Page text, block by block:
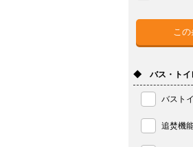
◆ バス・トイ
バスト
追焚機